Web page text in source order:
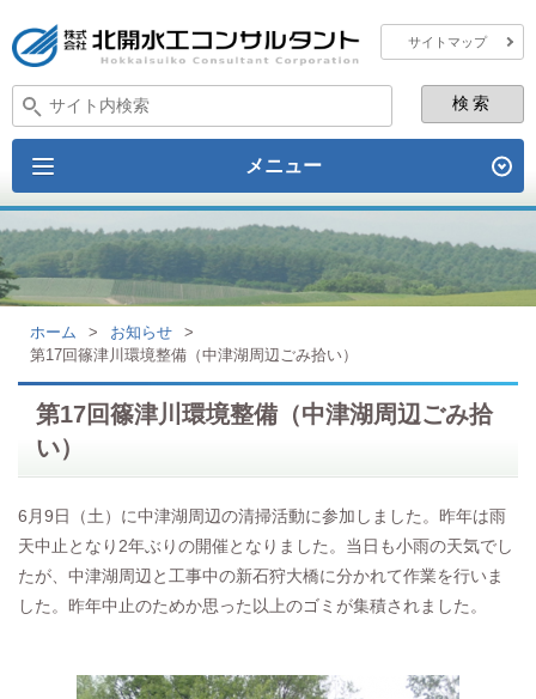
サイトマップ
メニュー
ホーム > お知らせ
>
第17回篠津川環境整備（中津湖周辺ごみ拾い）
第17回篠津川環境整備（中津湖周辺ごみ拾
い）
6月9日（土）に中津湖周辺の清掃活動に参加しました。昨年は雨
天中止となり2年ぶりの開催となりました。当日も小雨の天気でし
たが、中津湖周辺と工事中の新石狩大橋に分かれて作業を行いま
した。昨年中止のためか思った以上のゴミが集積されました。